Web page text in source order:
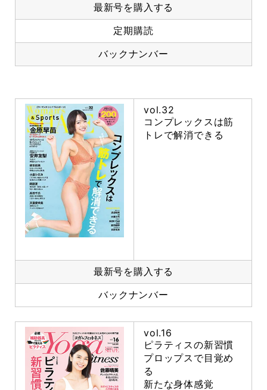
最新号を購入する
定期購読
バックナンバー
vol.32
コンプレックスは筋
トレで解消できる
最新号を購入する
バックナンバー
vol.16
ピラティスの新習慣
プロップスで目覚め
る
新たな身体感覚